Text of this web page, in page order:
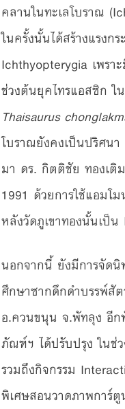
คลานในทะเลโบราณ
ในครั้งนั้นได้สร้างแรงก
Ichthyopterygia เพรา
ช่วงต้นยุคไทรแอสซิก ใ
Thaisaurus
โบราณยังคงเป็นปริศนา
มา ดร. กิตติชัย ทองเติ
1991 ด้วยการใช้แอมโ
หลังวัดภูเขาทองนั้นเป็
นอกจากนี้ ยังมีการจัดนิ
ศึกษาซากดึกดำบรรพ์สั
อ.ควนขนุน จ.พัทลุง อีก
ภัณฑ์ฯ ได้ปรับปรุง ในช่
รวมถึงกิจกรรม
พิเศษสอนวาดภาพการ์